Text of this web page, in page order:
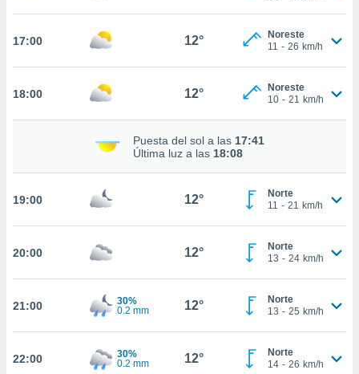
o
Puedes
acceder a
17:00 12°
Noreste
11 - 26 km/h
18:00 12°
Noreste
10 - 21 km/h
Puesta del sol a las 17:41
Última luz a las 18:08
19:00 12°
Norte
11 - 21 km/h
20:00 12°
Norte
13 - 24 km/h
21:00
30%
0.2 mm
12°
Norte
13 - 25 km/h
22:00
30%
0.2 mm
12°
Norte
14 - 26 km/h